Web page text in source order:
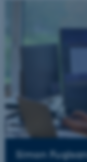
Simon